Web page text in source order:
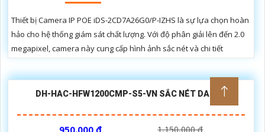
Thiết bị Camera IP POE iDS-2CD7A26G0/P-IZHS là sự lựa chọn hoàn
hảo cho hệ thống giám sát chất lượng. Với độ phân giải lên đến 2.0
megapixel, camera này cung cấp hình ảnh sắc nét và chi tiết
DH-HAC-HFW1200CMP-S5-VN SẮC NÉT DAHUA
950,000 ₫ 1,150,000 ₫